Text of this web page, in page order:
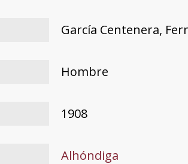
García Centenera,
Hombre
1908
Alhóndiga